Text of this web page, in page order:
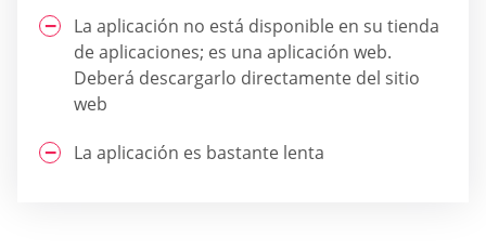
La aplicación no está disponible en su tienda
de aplicaciones; es una aplicación web.
Deberá descargarlo directamente del sitio
web
La aplicación es bastante lenta